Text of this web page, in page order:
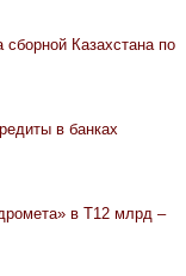
Казахстана по
в банках
в Т12 млрд –